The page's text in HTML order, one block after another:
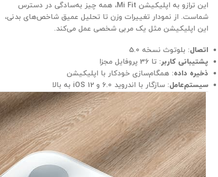
این ترازو به اپلیکیشن Mi Fit، همه چیز به‌سادگی در دسترس
شماست. از نمودار تغییرات وزن تا تحلیل عمیق شاخص‌های بدنی،
این اپلیکیشن مثل یک مربی شخصی عمل می‌کند.
اتصال: بلوتوث نسخه 5.0
پشتیبانی کاربر: تا 36 پروفایل مجزا
ذخیره داده: همگام‌سازی خودکار با اپلیکیشن
سیستم‌عامل: سازگار با اندروید 6.0 و iOS 12 به بالا